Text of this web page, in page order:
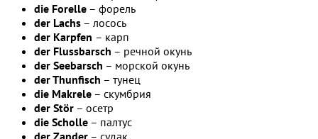
die Forelle – форель
der Lachs – лосось
der Karpfen – карп
der Flussbarsch – речной окунь
der Seebarsch – морской окунь
der Thunfisch – тунец
die Makrele – скумбрия
der Stör – осетр
die Scholle – палтус